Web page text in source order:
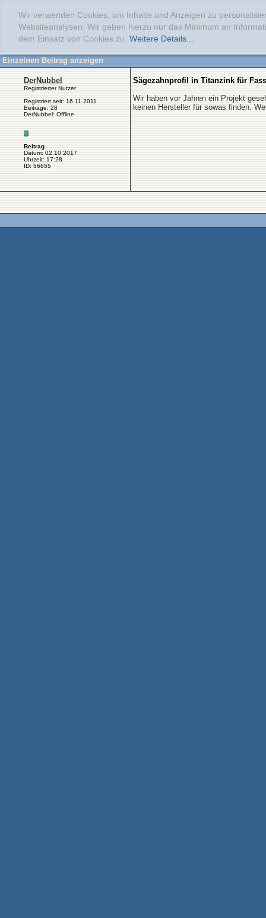
Wir verwenden Cookies, um Inhalte und Anzeigen zu
Websiteanalysen. Wir geben hierzu nur das Minimum an
dem Einsatz von Cookies zu. Weitere Details...
Einzelnen Beitrag anzeigen
DerNubbel
Registrierter Nutzer
Registriert seit: 16.11.2011
Beiträge: 28
DerNubbel: Offline
Beitrag
Datum: 02.10.2017
Uhrzeit: 17:28
ID: 56655
Sägezahnprofil in Titanzink für
Wir haben vor Jahren ein Projekt
keinen Hersteller für sowas finden.